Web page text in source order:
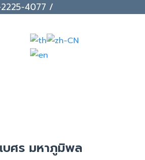
2225-4077 /
บศร มหาภูมิพล